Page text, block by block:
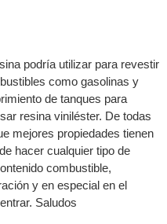
podría utilizar para revestir
como gasolinas y
de tanques para
resina viniléster. De todas
mejores propiedades tienen
hacer cualquier tipo de
combustible,
y en especial en el
Saludos